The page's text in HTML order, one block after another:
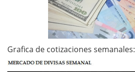
Grafica de cotizaciones semanales: